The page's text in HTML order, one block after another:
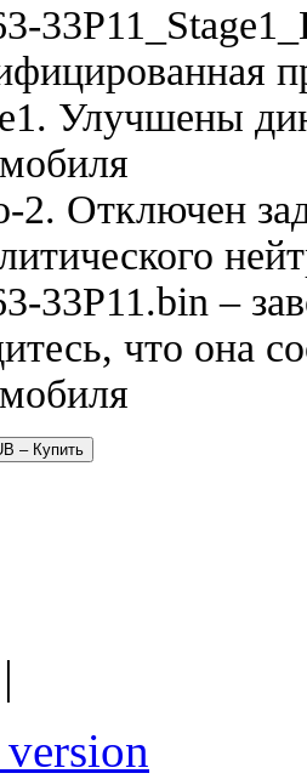
Улучшены
2. Отключен
33P11.bin –
что она
– Купить